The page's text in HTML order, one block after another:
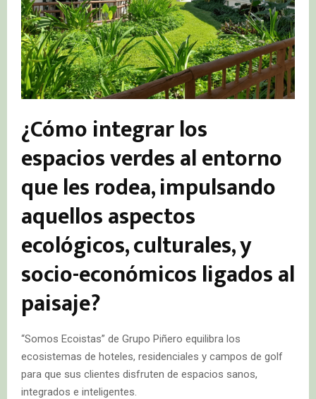
¿Cómo integrar los
espacios verdes al entorno
que les rodea, impulsando
aquellos aspectos
ecológicos, culturales, y
socio-económicos ligados al
paisaje?
“Somos Ecoistas” de Grupo Piñero equilibra los
ecosistemas de hoteles, residenciales y campos de golf
para que sus clientes disfruten de espacios sanos,
integrados e inteligentes.